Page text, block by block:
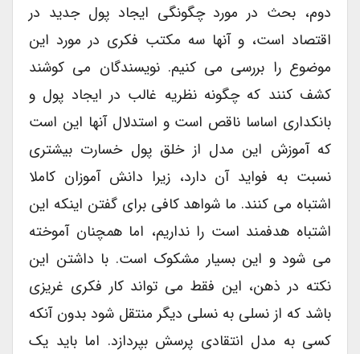
دوم، بحث در مورد چگونگی ایجاد پول جدید در
اقتصاد است، و آنها سه مکتب فکری در مورد این
موضوع را بررسی می کنیم. نویسندگان می کوشند
کشف کنند که چگونه نظریه غالب در ایجاد پول و
بانکداری اساسا ناقص است و استدلال آنها این است
که آموزش این مدل از خلق پول خسارت بیشتری
نسبت به فواید آن دارد، زیرا دانش آموزان کاملا
اشتباه می کنند. ما شواهد کافی برای گفتن اینکه این
اشتباه هدفمند است را نداریم، اما همچنان آموخته
می شود و این بسیار مشکوک است. با داشتن این
نکته در ذهن، این فقط می تواند کار فکری غریزی
باشد که از نسلی به نسلی دیگر منتقل شود بدون آنکه
کسی به مدل انتقادی پرسش بپردازد. اما باید یک